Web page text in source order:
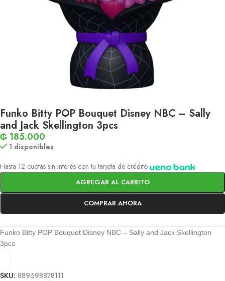
Funko Bitty POP Bouquet Disney NBC – Sally
and Jack Skellington 3pcs
₲ 185.000
1 disponibles
Hasta 12 cuotas sin interés con tu tarjeta de crédito
AGREGAR AL CARRITO
COMPRAR AHORA
Funko Bitty POP Bouquet Disney NBC – Sally and Jack Skellington
3pcs
SKU: 889698878111